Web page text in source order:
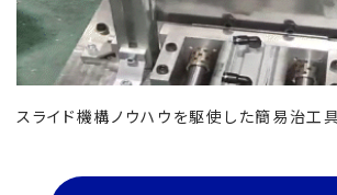
スライド機構ノウハウを駆使した簡易治工